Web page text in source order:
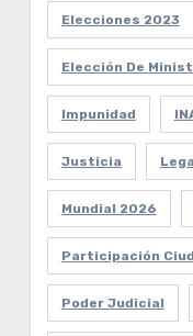
Elecciones 2023
Elección De
Impunidad
Justicia
Mundial 2026
Participación
Poder Judicial